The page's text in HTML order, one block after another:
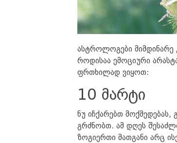
ასტროლოგები მიმდინარე
როდისაა ემოციური
ფრთხილად ვიყოთ:
10 მარტი
ნუ იჩქარებთ მოქმედებას,
გრძნობთ. ამ დღეს
ზოგიერთი მათგანი არც